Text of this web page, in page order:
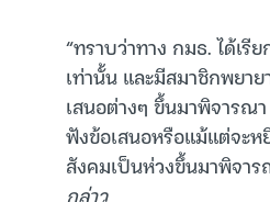
“ทราบว่าทาง กมธ. ได้เรี
เท่านั้น และมีสมาชิกพยา
เสนอต่างๆ ขึ้นมาพิจารณ
ฟังข้อเสนอหรือแม้แต่จะ
สังคมเป็นห่วงขึ้นมาพิจาร
กล่าว